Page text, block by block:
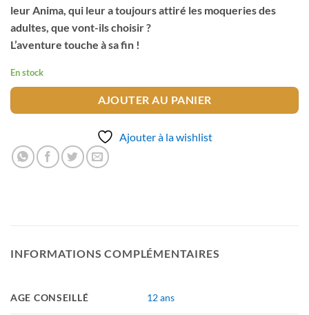
leur Anima, qui leur a toujours attiré les moqueries des
adultes, que vont-ils choisir ?
L’aventure touche à sa fin !
En stock
AJOUTER AU PANIER
Ajouter à la wishlist
INFORMATIONS COMPLÉMENTAIRES
AGE CONSEILLÉ 12 ans